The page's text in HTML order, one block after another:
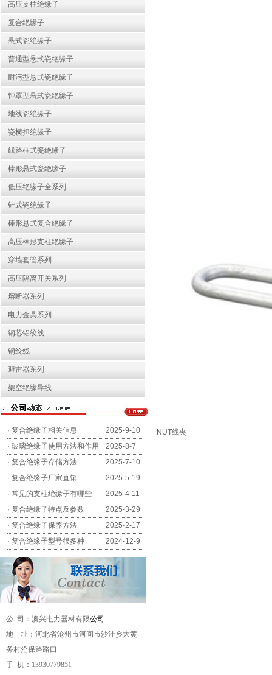
高压支柱绝缘子
复合绝缘子
悬式瓷绝缘子
普通型悬式瓷绝缘子
耐污型悬式瓷绝缘子
钟罩型悬式瓷绝缘子
地线瓷绝缘子
瓷横担绝缘子
线路柱式瓷绝缘子
棒形悬式瓷绝缘子
低压绝缘子全系列
针式瓷绝缘子
棒形悬式复合绝缘子
高压棒形支柱绝缘子
穿墙套管系列
高压隔离开关系列
熔断器系列
电力金具系列
钢芯铝绞线
钢绞线
避雷器系列
架空绝缘导线
· 复合绝缘子相关信息
2025-9-10
· 玻璃绝缘子使用方法和作用
2025-8-7
· 复合绝缘子存储方法
2025-7-10
· 复合绝缘子厂家直销
2025-5-19
· 常见的支柱绝缘子有哪些
2025-4-11
· 复合绝缘子特点及参数
2025-3-29
· 复合绝缘子保养方法
2025-2-17
· 复合绝缘子型号很多种 2024-12-9
公 司：澳兴电力器材有限公司
地 址：河北省沧州市河间市沙洼乡大黄
务村沧保路路口
手 机： 13930779851
NUT线夹